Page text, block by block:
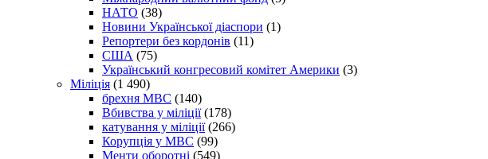
НАТО (38)
Новини Української діаспори (1)
Репортери без кордонів (11)
США (75)
Український конгресовий комітет Америки (3)
Міліція (1 490)
брехня МВС (140)
Вбивства у міліції(178)
катування у міліції(266)
Корупція у МВС (99)
Менти оборотні (549)